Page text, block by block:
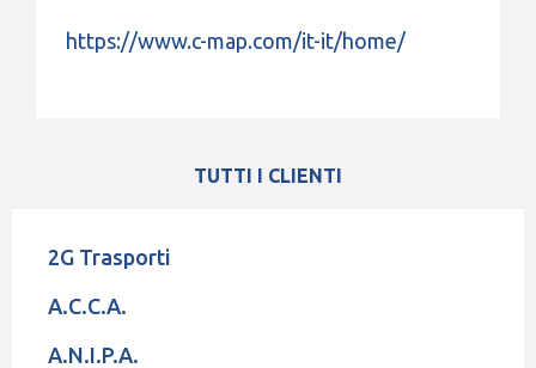
https://www.c-map.com/it-it/home/
TUTTI I CLIENTI
2G Trasporti
A.C.C.A.
A.N.I.P.A.